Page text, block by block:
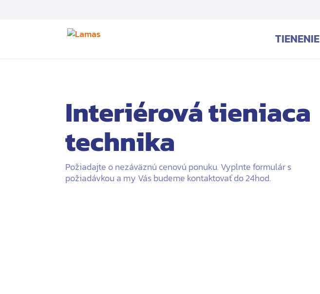
TIENENIE
Interiérová tieniaca
technika
Požiadajte o nezáväznú cenovú ponuku. Vyplnte formulár s
požiadávkou a my Vás budeme kontaktovať do 24hod.